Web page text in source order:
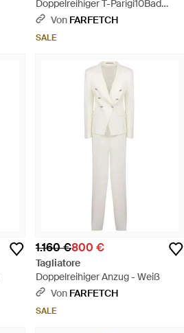
Doppelreihiger T-Parigi10Bad
Anzug Mit Steigendem Revers -
Von FARFETCH
SALE
1.160 €800 €
Tagliatore
Doppelreihiger Anzug - Weiß
Von FARFETCH
SALE